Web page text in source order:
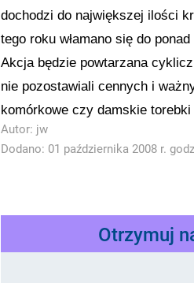
dochodzi do największej ilości
tego roku włamano się do
Akcja będzie powtarzana
nie pozostawiali cennych i
komórkowe czy damskie
Autor: jw
Dodano: 01 października 2008 r.
Otrzymuj